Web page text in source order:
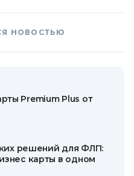
НОВОСТЬЮ
Premium Plus от
решений для ФЛП:
карты в одном